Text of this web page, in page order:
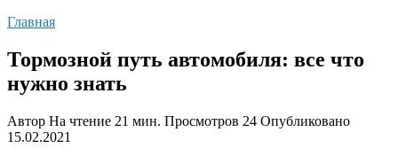
Главная
Тормозной путь автомобиля: все что
нужно знать
Автор На чтение 21 мин. Просмотров 24 Опубликовано
15.02.2021